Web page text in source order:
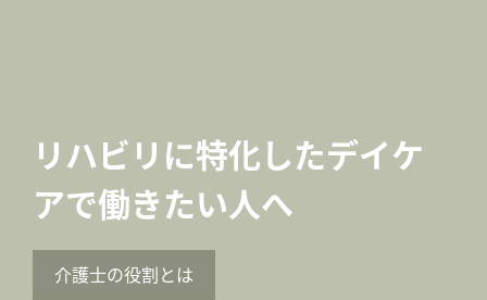
リハビリに特化したデイケ
アで働きたい人へ
介護士の役割とは